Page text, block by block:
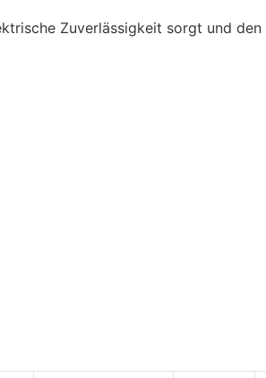
Zuverlässigkeit sorgt und